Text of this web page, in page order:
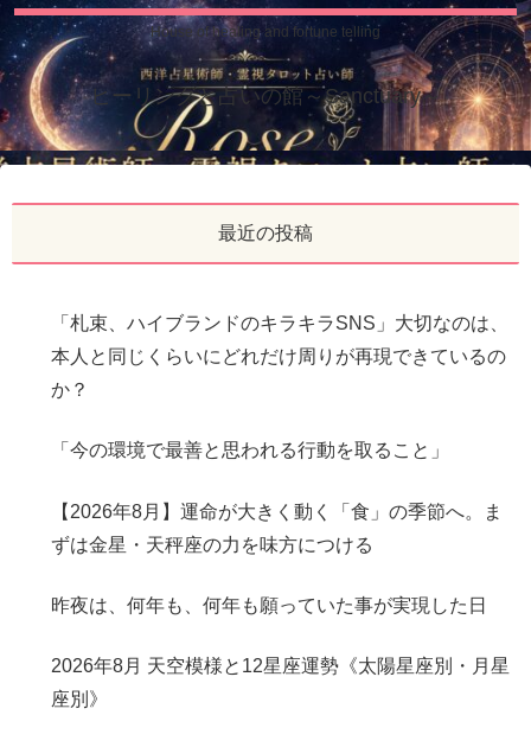
House of healing and fortune telling
ヒーリングと占いの館～Sanctuary～
最近の投稿
「札束、ハイブランドのキラキラSNS」大切なのは、
本人と同じくらいにどれだけ周りが再現できているの
か？
「今の環境で最善と思われる行動を取ること」
【2026年8月】運命が大きく動く「食」の季節へ。ま
ずは金星・天秤座の力を味方につける
昨夜は、何年も、何年も願っていた事が実現した日
2026年8月 天空模様と12星座運勢《太陽星座別・月星
座別》